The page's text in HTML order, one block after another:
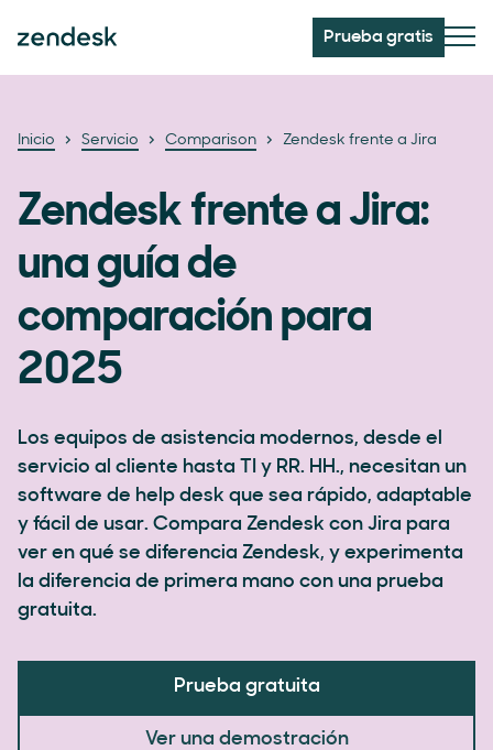
Prueba gratis
Inicio Servicio Comparison Zendesk frente a Jira
Zendesk frente a Jira:
una guía de
comparación para
2025
Los equipos de asistencia modernos, desde el
servicio al cliente hasta TI y RR. HH., necesitan un
software de help desk que sea rápido, adaptable
y fácil de usar. Compara Zendesk con Jira para
ver en qué se diferencia Zendesk, y experimenta
la diferencia de primera mano con una prueba
gratuita.
Prueba gratuita
Ver una demostración